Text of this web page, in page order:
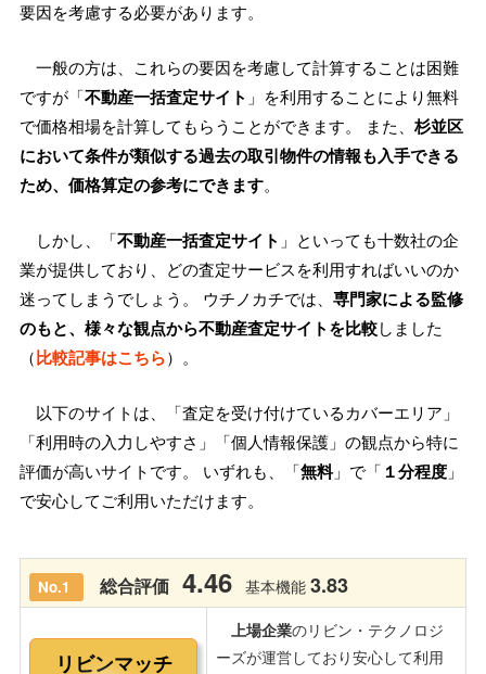
要因を考慮する必要があります。
一般の方は、これらの要因を考慮して計算することは困難
ですが「不動産一括査定サイト 」を利用することにより無料
で価格相場を計算してもらうことができます。 また、 杉並区
において条件が類似する過去の取引物件の情報も入手できる
ため、価格算定の参考にできます。
しかし、「不動産一括査定サイト 」といっても十数社の企
業が提供しており、どの査定サービスを利用すればいいのか
迷ってしまうでしょう。 ウチノカチでは、 専門家による監修
のもと、様々な観点から不動産査定サイトを比較しました
（比較記事はこちら）。
以下のサイトは、「査定を受け付けているカバーエリア」
「利用時の入力しやすさ」「個人情報保護」の観点から特に
評価が高いサイトです。 いずれも、「無料」で「 １分程度 」
で安心してご利用いただけます。